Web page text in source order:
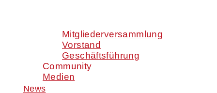
Mitgliederversammlung
Vorstand
Geschäftsführung
Community
Medien
News